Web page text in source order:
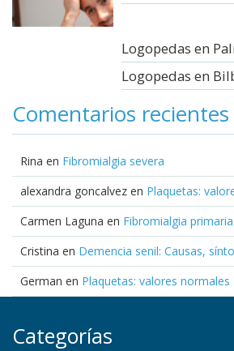
Logopedas en
Logopedas en
Comentarios recientes
Rina en Fibromialgia severa
alexandra goncalvez en Plaquetas:
Carmen Laguna en Fibromialgia primaria
Cristina en Demencia senil: Causas,
German en Plaquetas: valores normales
Categorías